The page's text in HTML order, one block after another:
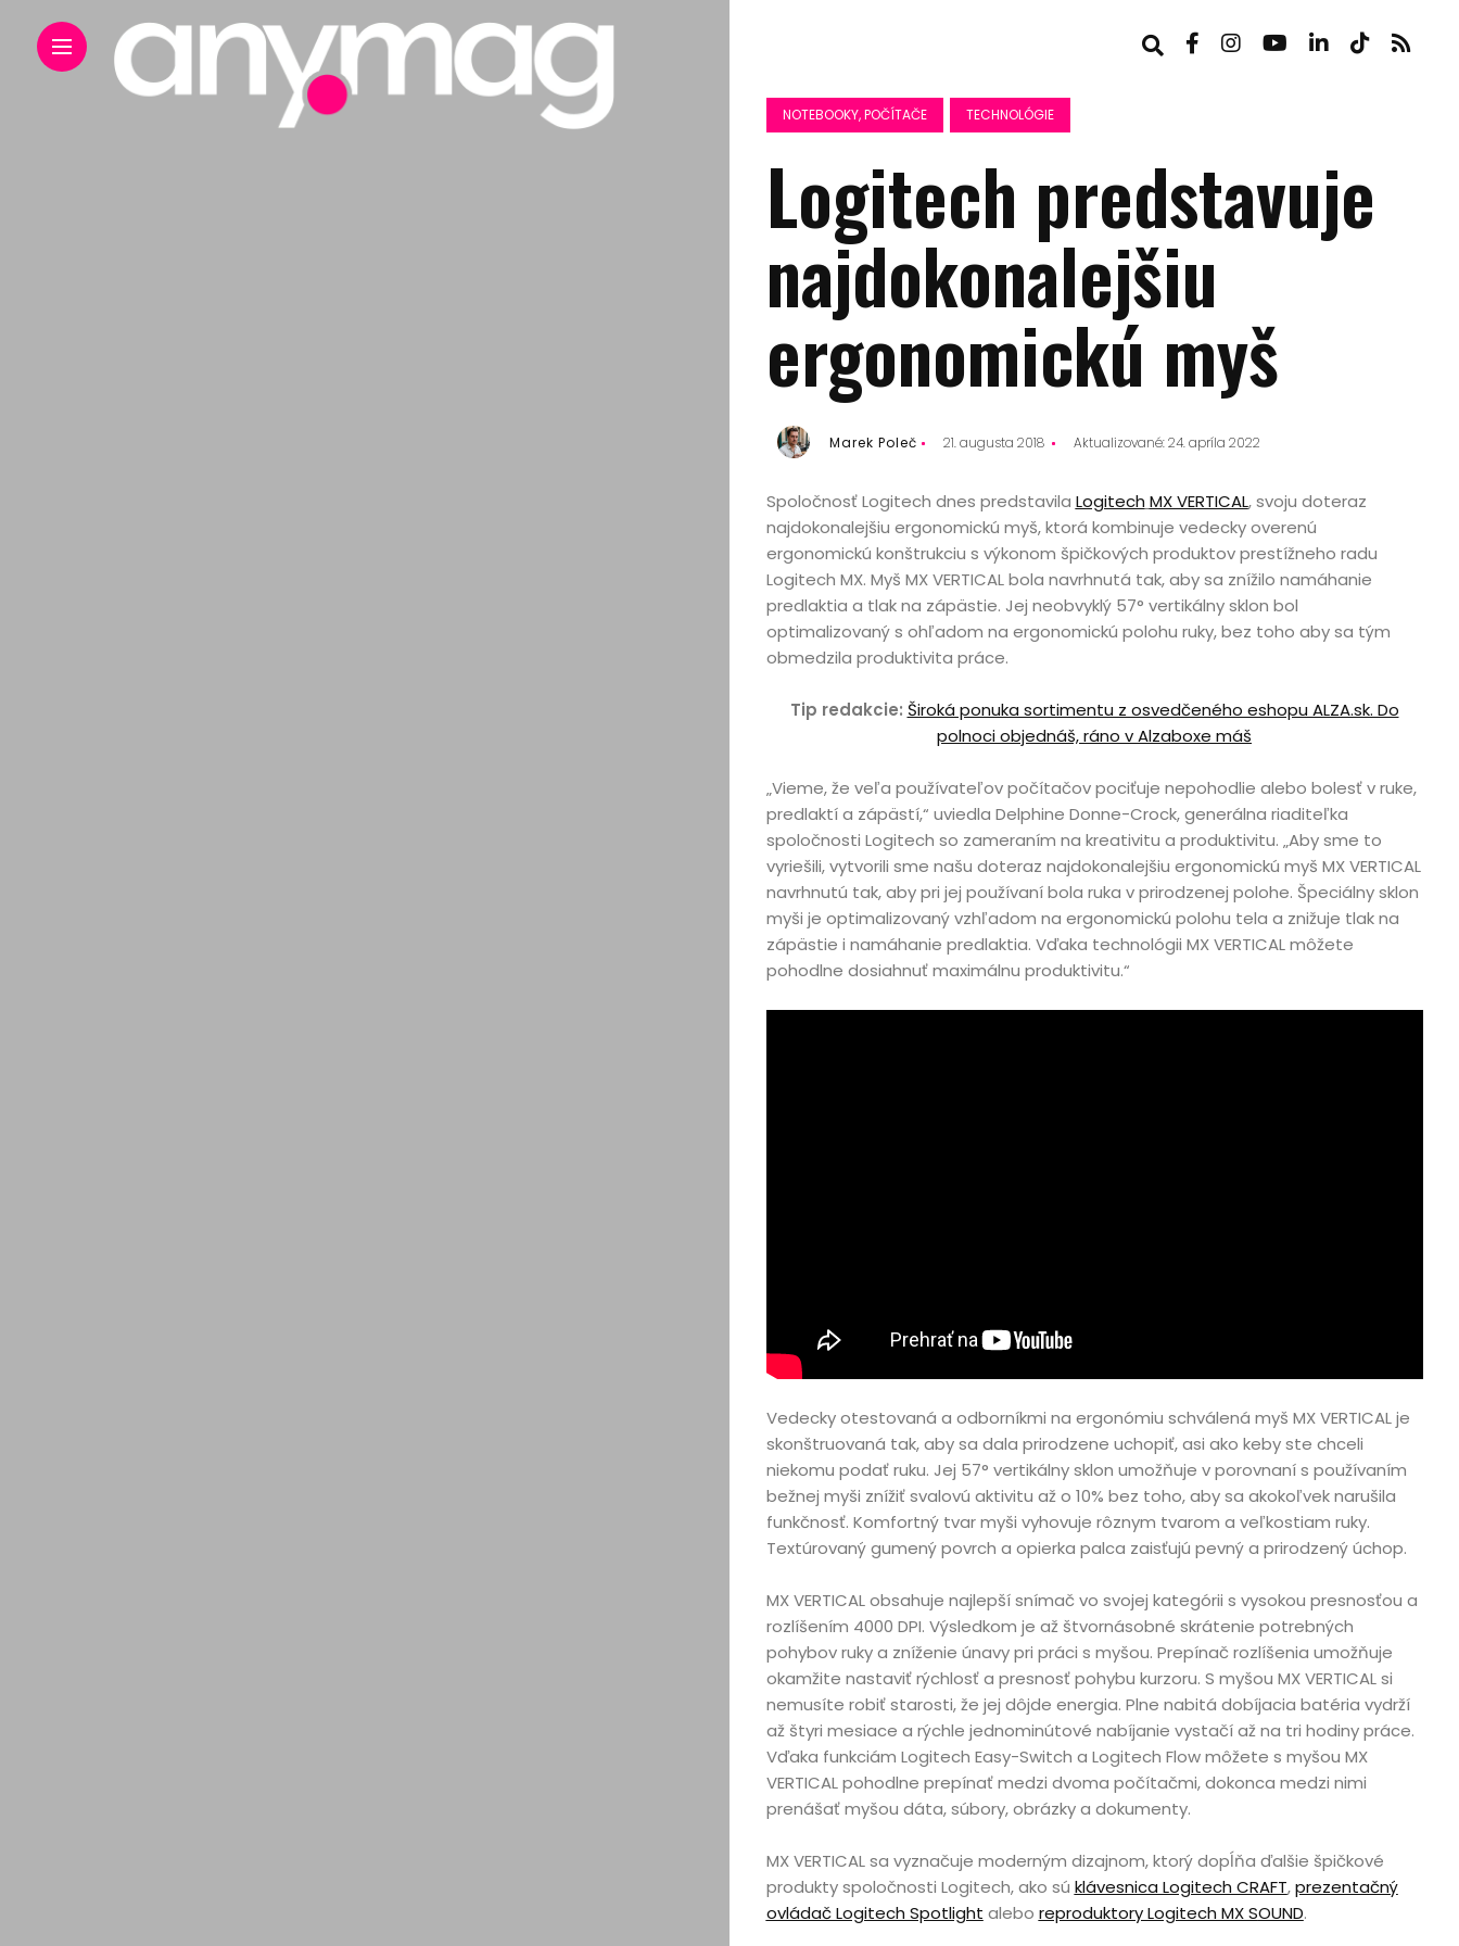
NOTEBOOKY, POČÍTAČE TECHNOLÓGIE
Logitech predstavuje
najdokonalejšiu
ergonomickú myš
Marek Poleč 21. augusta 2018 Aktualizované: 24. apríla 2022
Spoločnosť Logitech dnes predstavila Logitech MX VERTICAL, svoju doteraz
najdokonalejšiu ergonomickú myš, ktorá kombinuje vedecky overenú
ergonomickú konštrukciu s výkonom špičkových produktov prestížneho radu
Logitech MX. Myš MX VERTICAL bola navrhnutá tak, aby sa znížilo namáhanie
predlaktia a tlak na zápästie. Jej neobvyklý 57° vertikálny sklon bol
optimalizovaný s ohľadom na ergonomickú polohu ruky, bez toho aby sa tým
obmedzila produktivita práce.
Tip redakcie: Široká ponuka sortimentu z osvedčeného eshopu ALZA.sk. Do
polnoci objednáš, ráno v Alzaboxe máš
„Vieme, že veľa používateľov počítačov pociťuje nepohodlie alebo bolesť v ruke,
predlaktí a zápästí,“ uviedla Delphine Donne-Crock, generálna riaditeľka
spoločnosti Logitech so zameraním na kreativitu a produktivitu. „Aby sme to
vyriešili, vytvorili sme našu doteraz najdokonalejšiu ergonomickú myš MX VERTICAL
navrhnutú tak, aby pri jej používaní bola ruka v prirodzenej polohe. Špeciálny sklon
myši je optimalizovaný vzhľadom na ergonomickú polohu tela a znižuje tlak na
zápästie i namáhanie predlaktia. Vďaka technológii MX VERTICAL môžete
pohodlne dosiahnuť maximálnu produktivitu.“
Vedecky otestovaná a odborníkmi na ergonómiu schválená myš MX VERTICAL je
skonštruovaná tak, aby sa dala prirodzene uchopiť, asi ako keby ste chceli
niekomu podať ruku. Jej 57° vertikálny sklon umožňuje v porovnaní s používaním
bežnej myši znížiť svalovú aktivitu až o 10% bez toho, aby sa akokoľvek narušila
funkčnosť. Komfortný tvar myši vyhovuje rôznym tvarom a veľkostiam ruky.
Textúrovaný gumený povrch a opierka palca zaisťujú pevný a prirodzený úchop.
MX VERTICAL obsahuje najlepší snímač vo svojej kategórii s vysokou presnosťou a
rozlíšením 4000 DPI. Výsledkom je až štvornásobné skrátenie potrebných
pohybov ruky a zníženie únavy pri práci s myšou. Prepínač rozlíšenia umožňuje
okamžite nastaviť rýchlosť a presnosť pohybu kurzoru. S myšou MX VERTICAL si
nemusíte robiť starosti, že jej dôjde energia. Plne nabitá dobíjacia batéria vydrží
až štyri mesiace a rýchle jednominútové nabíjanie vystačí až na tri hodiny práce.
Vďaka funkciám Logitech Easy-Switch a Logitech Flow môžete s myšou MX
VERTICAL pohodlne prepínať medzi dvoma počítačmi, dokonca medzi nimi
prenášať myšou dáta, súbory, obrázky a dokumenty.
MX VERTICAL sa vyznačuje moderným dizajnom, ktorý dopĺňa ďalšie špičkové
produkty spoločnosti Logitech, ako sú klávesnica Logitech CRAFT,prezentačný
ovládač Logitech Spotlight alebo reproduktory Logitech MX SOUND.